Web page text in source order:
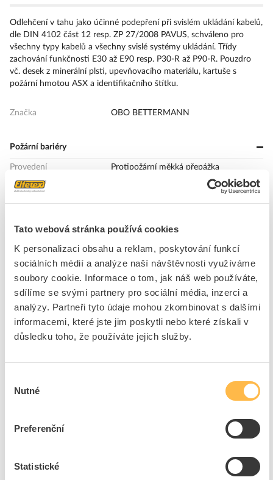
Tato webová stránka používá cookies
K personalizaci obsahu a reklam, poskytování funkcí
sociálních médií a analýze naší návštěvnosti využíváme
soubory cookie. Informace o tom, jak náš web používáte,
sdílíme se svými partnery pro sociální média, inzerci a
analýzy. Partneři tyto údaje mohou zkombinovat s dalšími
informacemi, které jste jim poskytli nebo které získali v
důsledku toho, že používáte jejich služby.
souhlasu
Nutné
Preferenční
Statistické
Odlehčení v tahu jako účinné podepření při svislém ukládání kabelů,
dle DIN 4102 část 12 resp. ZP 27/2008 PAVUS, schváleno pro
všechny typy kabelů a všechny svislé systémy ukládání. Třídy
zachování funkčnosti E30 až E90 resp. P30-R až P90-R. Pouzdro
vč. desek z minerální plsti, upevňovacího materiálu, kartuše s
požární hmotou ASX a identifikačního štítku.
Značka OBO BETTERMANN
Požární bariéry
Provedení
Protipožární měkká přepážka
Tvar
Příslušenství nutné
Ne
Venkovní šířka
440 mm
Venkovní výška
160 mm
Hloubka
- - mm
Ke stažení
Bezpečnostní list.pdf
Prohlášení o shodě s RoHS.pdf